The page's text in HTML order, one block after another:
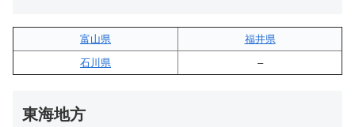
富山県
福井県
石川県
–
東海地方